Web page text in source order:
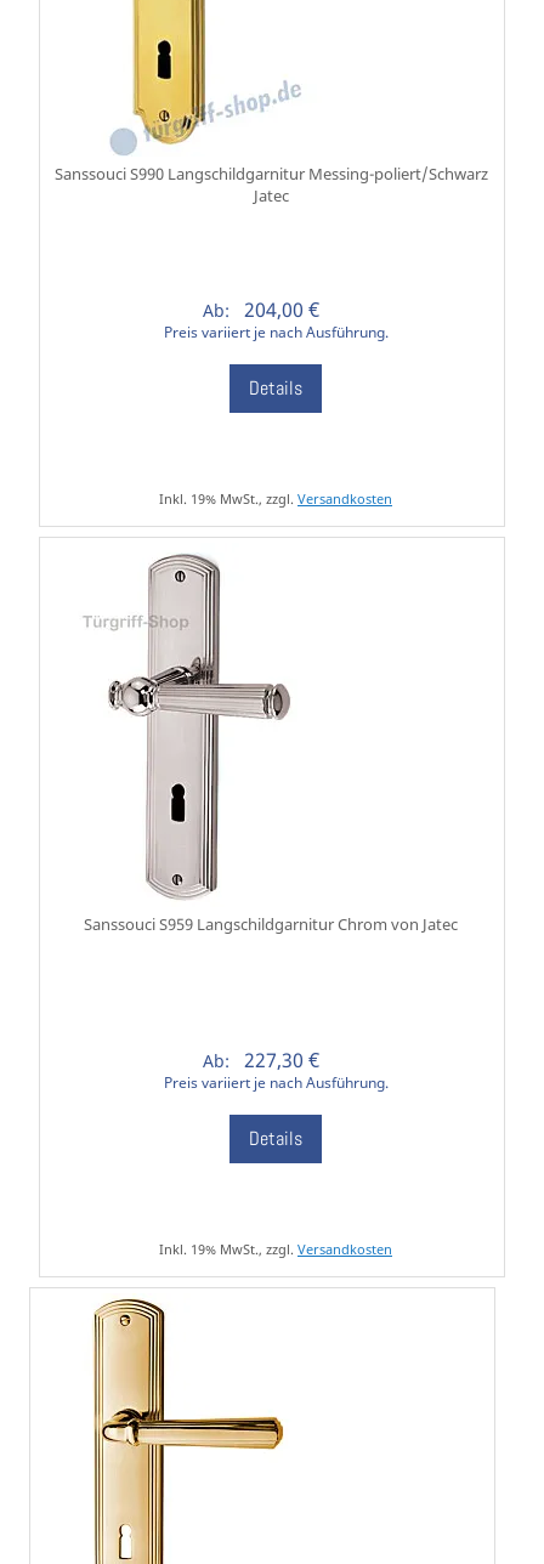
Sanssouci S990 Langschildgarnitur Messing-poliert/Schwarz
Jatec
Ab: 204,00 €
Preis variiert je nach Ausführung.
Details
Inkl. 19% MwSt., zzgl. Versandkosten
Sanssouci S959 Langschildgarnitur Chrom von Jatec
Ab: 227,30 €
Preis variiert je nach Ausführung.
Details
Inkl. 19% MwSt., zzgl. Versandkosten